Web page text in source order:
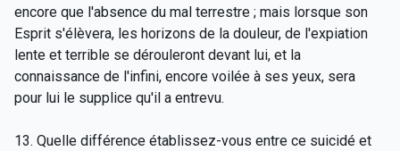
encore que l'absence du mal terrestre ; mais lorsque son
Esprit s'élèvera, les horizons de la douleur, de l'expiation
lente et terrible se dérouleront devant lui, et la
connaissance de l'infini, encore voilée à ses yeux, sera
pour lui le supplice qu'il a entrevu.
13. Quelle différence établissez-vous entre ce suicidé et